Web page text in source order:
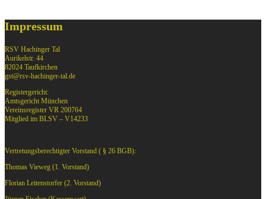
Impressum
RSV Hachinger Tal
Aurikelstr. 44
82024 Taufkirchen
gst@rsv-hachinger-tal.de
Registergericht:
Amtsgericht München
Vereinsregister VR 200764
Mitglied im BLSV – V14233
Vertretungsberechtigter Vorstand ( § 26 BGB):
Thomas Vieweg (1. Vorstand)
Florian Leitenstorfer (2. Vorstand)